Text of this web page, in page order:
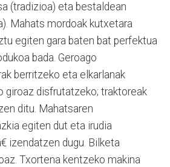
(tradizioa) eta bestaldean
Mahats mordoak kutxetara
egiten gara baten bat perfektua
bada. Geroago
berritzeko eta elkarlanak
giroaz disfrutatzeko; traktoreak
ditu. Mahatsaren
egiten dut eta irudia
izendatzen dugu. Bilketa
Txortena kentzeko makina